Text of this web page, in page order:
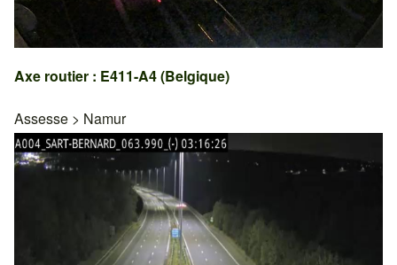
Axe routier : E411-A4 (Belgique)
Assesse > Namur